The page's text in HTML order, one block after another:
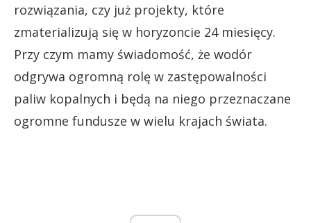
rozwiązania, czy już projekty, które
zmaterializują się w horyzoncie 24 miesięcy.
Przy czym mamy świadomość, że wodór
odgrywa ogromną rolę w zastępowalności
paliw kopalnych i będą na niego przeznaczane
ogromne fundusze w wielu krajach świata.